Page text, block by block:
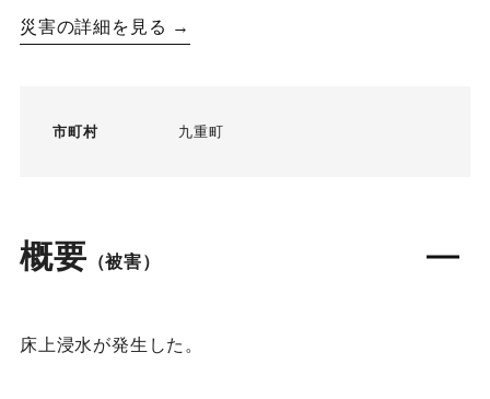
災害の詳細を見る →
市町村 九重町
概要 （被害）
床上浸水が発生した。